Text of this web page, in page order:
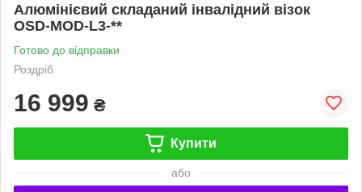
Алюмінієвий складаний інвалідний візок
OSD-MOD-L3-**
Готово до відправки
Роздріб
16 999 ₴
Купити
або